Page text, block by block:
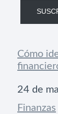
Cómo
Fecha
24 de
Respecto
Finanzas